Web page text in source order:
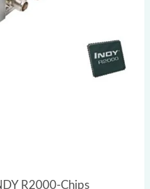
R2000-Chips